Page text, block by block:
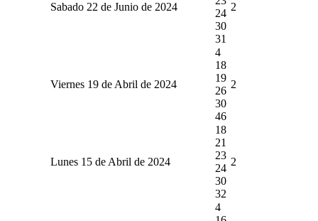
Sabado 22 de Junio de 2024
24
30
31
2
Viernes 19 de Abril de 2024
4
18
19
26
30
46
2
Lunes 15 de Abril de 2024
18
21
23
24
30
32
2
4